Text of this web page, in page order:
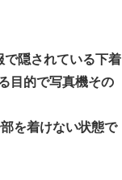
隠されている下着
目的で写真機その
を着けない状態で